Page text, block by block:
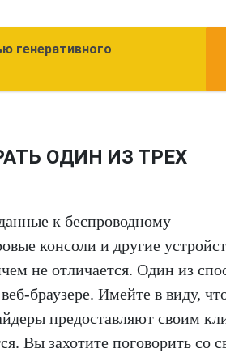
генеративного
ОДИН ИЗ ТРЕХ
к беспроводному
консоли и другие
не отличается. Один из
браузере. Имейте в виду,
предоставляют своим
Вы захотите поговорить со